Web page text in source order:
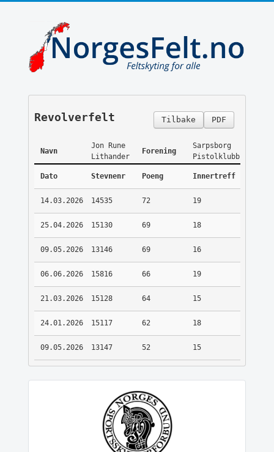
PDF
Tilbake
Revolverfelt
Navn
Jon Rune
Lithander
Forening
Sarpsborg
Pistolklubb
Dato Stevnenr Poeng Innertreff
14.03.2026 14535 72 19
25.04.2026 15130 69 18
09.05.2026 13146 69 16
06.06.2026 15816 66 19
21.03.2026 15128 64 15
24.01.2026 15117 62 18
09.05.2026 13147 52 15